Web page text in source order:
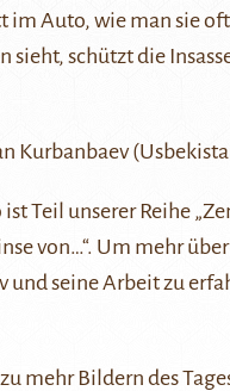
im Auto, wie man sie
sieht, schützt die
Kurbanbaev
ist Teil unserer Reihe
von…“. Um mehr
und seine Arbeit zu
mehr Bildern des